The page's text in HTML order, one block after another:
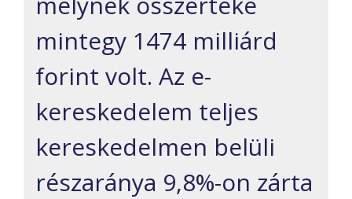
mintegy 1474 milliárd
forint volt. Az e-
kereskedelem teljes
kereskedelmen belüli
részaránya 9,8%-on zárta